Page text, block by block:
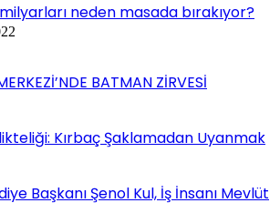
neden masada bırakıyor?
BATMAN ZİRVESİ
Kırbaç Şaklamadan Uyanmak
Başkanı Şenol Kul, İş İnsanı Mevlüt